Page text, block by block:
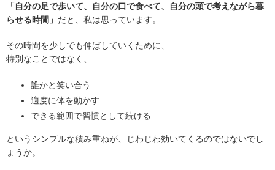
「自分の足で歩いて、自分の口で食べて、自分の頭で考えながら暮
らせる時間」 だと、私は思っています。
その時間を少しでも伸ばしていくために、
特別なことではなく、
誰かと笑い合う
適度に体を動かす
できる範囲で習慣として続ける
というシンプルな積み重ねが、じわじわ効いてくるのではないでし
ょうか。